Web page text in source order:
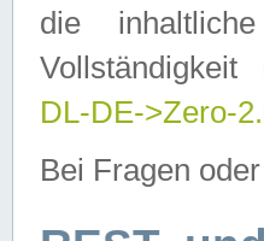
die
DL-DE->Zero-
Bei Fragen